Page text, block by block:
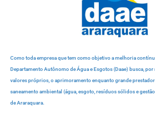
Como toda empresa que tem como objetivo a melhoria
Departamento Autônomo de Água e Esgotos (Daae) busca, por
valores próprios, o aprimoramento enquanto grande
saneamento ambiental (água, esgoto, resíduos sólidos e
de Araraquara.